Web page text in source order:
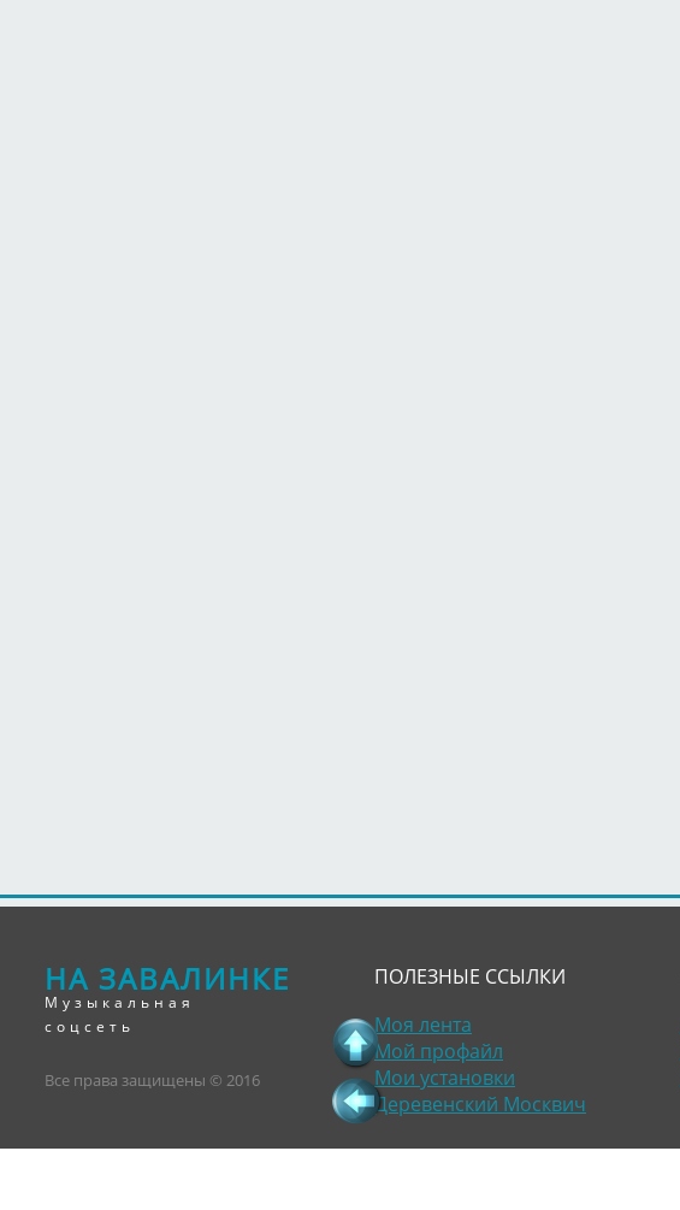
НА ЗАВАЛИНКЕ
Музыкальная
соцсеть
Все права защищены © 2016
ПОЛЕЗНЫЕ ССЫЛКИ
Моя лента
Мой профайл
Мои установки
Деревенский Москвич